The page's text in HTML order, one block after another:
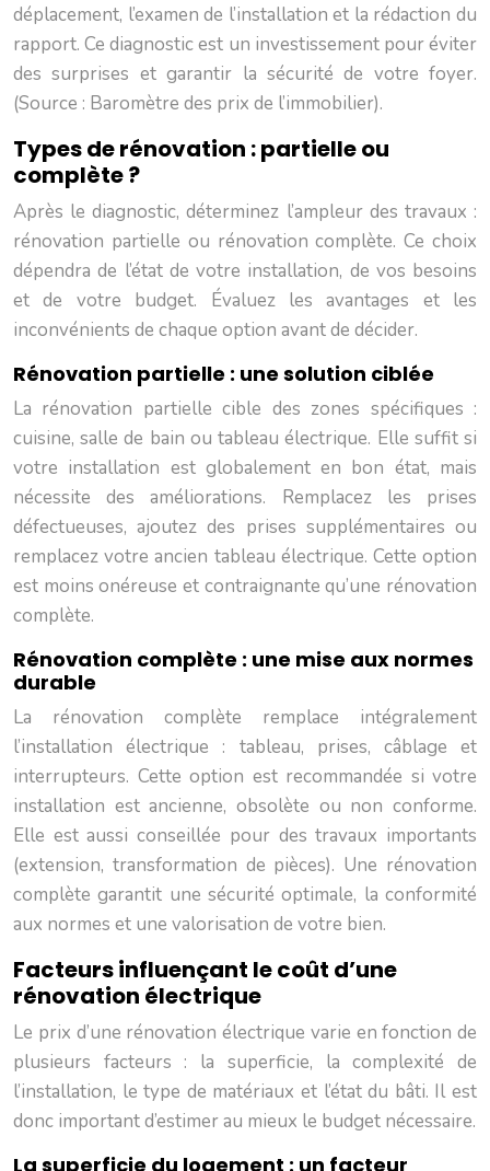
déplacement, l’examen de l’installation et la rédaction du
rapport. Ce diagnostic est un investissement pour éviter
des surprises et garantir la sécurité de votre foyer.
(Source : Baromètre des prix de l’immobilier).
Types de rénovation : partielle ou
complète ?
Après le diagnostic, déterminez l’ampleur des travaux :
rénovation partielle ou rénovation complète. Ce choix
dépendra de l’état de votre installation, de vos besoins
et de votre budget. Évaluez les avantages et les
inconvénients de chaque option avant de décider.
Rénovation partielle : une solution ciblée
La rénovation partielle cible des zones spécifiques :
cuisine, salle de bain ou tableau électrique. Elle suffit si
votre installation est globalement en bon état, mais
nécessite des améliorations. Remplacez les prises
défectueuses, ajoutez des prises supplémentaires ou
remplacez votre ancien tableau électrique. Cette option
est moins onéreuse et contraignante qu’une rénovation
complète.
Rénovation complète : une mise aux normes
durable
La rénovation complète remplace intégralement
l’installation électrique : tableau, prises, câblage et
interrupteurs. Cette option est recommandée si votre
installation est ancienne, obsolète ou non conforme.
Elle est aussi conseillée pour des travaux importants
(extension, transformation de pièces). Une rénovation
complète garantit une sécurité optimale, la conformité
aux normes et une valorisation de votre bien.
Facteurs influençant le coût d’une
rénovation électrique
Le prix d’une rénovation électrique varie en fonction de
plusieurs facteurs : la superficie, la complexité de
l’installation, le type de matériaux et l’état du bâti. Il est
donc important d’estimer au mieux le budget nécessaire.
La superficie du logement : un facteur